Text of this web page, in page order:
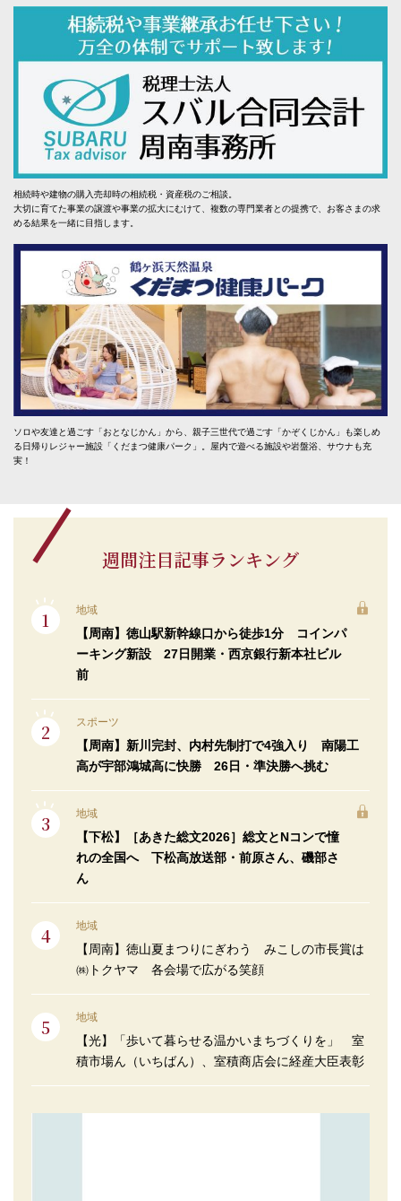
相続時や建物の購入売却時の相続税・資産税のご相談。
大切に育てた事業の譲渡や事業の拡大にむけて、複数の専門業者との提携で、お客さまの求
める結果を一緒に目指します。
ソロや友達と過ごす「おとなじかん」から、親子三世代で過ごす「かぞくじかん」も楽しめ
る日帰りレジャー施設「くだまつ健康パーク」。屋内で遊べる施設や岩盤浴、サウナも充
実！
週間注目記事ランキング
地域
【周南】徳山駅新幹線口から徒歩1分 コインパ
ーキング新設 27日開業・西京銀行新本社ビル
前
スポーツ
【周南】新川完封、内村先制打で4強入り 南陽工
高が宇部鴻城高に快勝 26日・準決勝へ挑む
地域
【下松】［あきた総文2026］総文とNコンで憧
れの全国へ 下松高放送部・前原さん、磯部さ
ん
地域
【周南】徳山夏まつりにぎわう みこしの市長賞は
㈱トクヤマ 各会場で広がる笑顔
地域
【光】「歩いて暮らせる温かいまちづくりを」 室
積市場ん（いちばん）、室積商店会に経産大臣表彰